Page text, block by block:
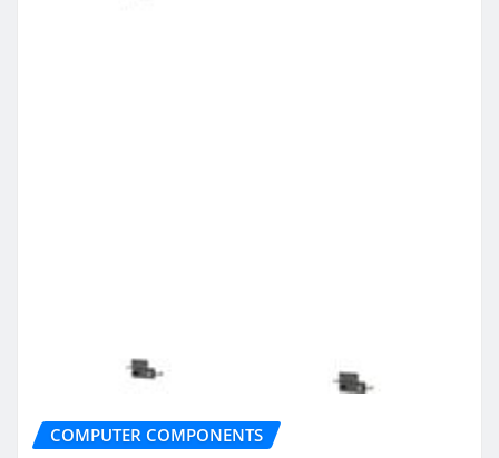
COMPUTER COMPONENTS